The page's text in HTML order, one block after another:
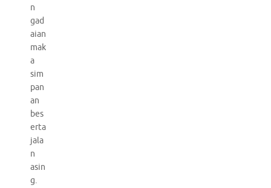
n
gad
aian
mak
a
sim
pan
an
bes
erta
jala
n
asin
g.